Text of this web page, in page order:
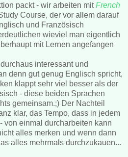
packt - wir arbeiten mitFrench
Course, der vor allem darauf
und Französisch
wieviel man eigentlich
mit Lernen angefangen
interessant und
denn gut genug Englisch spricht,
klappt sehr viel besser als der
- diese beiden Sprachen
gemeinsam.;) Der Nachteil
klar, das Tempo, dass in jedem
von einmal durcharbeiten kann
alles merken und wenn dann
alles mehrmals durchzukauen...